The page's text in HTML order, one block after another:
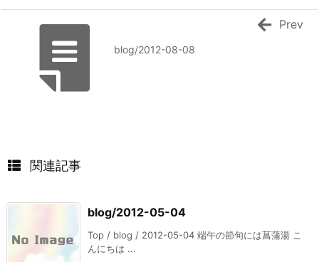
blog/2012-08-08
Prev
関連記事
blog/2012-05-04
Top / blog / 2012-05-04 端午の節句には菖蒲湯 こ
んにちは ...